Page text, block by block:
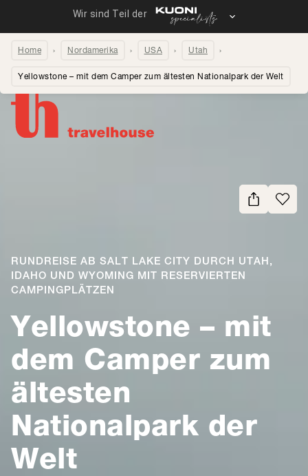
Home Nordamerika USA Utah
Yellowstone – mit dem Camper zum ältesten Nationalpark der Welt
Yellowstone – mit
dem Camper zum
ältesten
Nationalpark der
Welt
RUNDREISE AB SALT LAKE CITY DURCH UTAH,
IDAHO UND WYOMING MIT RESERVIERTEN
CAMPINGPLÄTZEN